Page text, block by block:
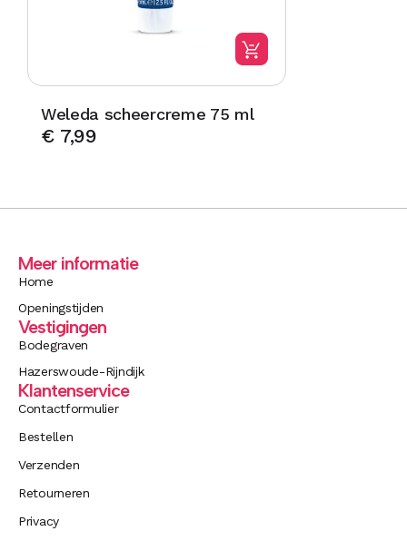
Weleda scheercreme 75 ml
€7,99
Meer informatie
Home
Openingstijden
Vestigingen
Bodegraven
Hazerswoude-Rijndijk
Klantenservice
Contactformulier
Bestellen
Verzenden
Retourneren
Privacy